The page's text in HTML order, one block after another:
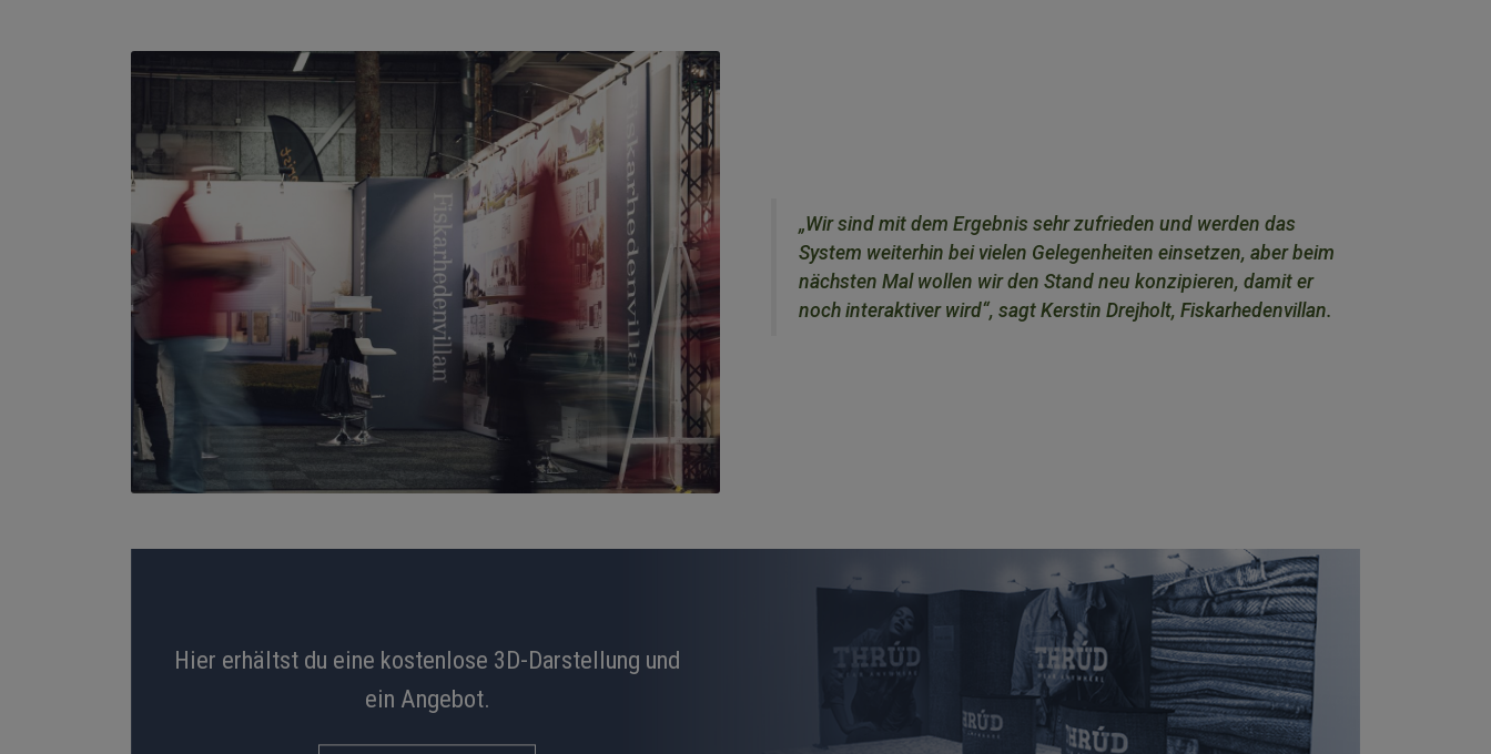
„Wir sind mit dem Ergebnis sehr zufrieden und werden das
System weiterhin bei vielen Gelegenheiten einsetzen, aber beim
nächsten Mal wollen wir den Stand neu konzipieren, damit er
noch interaktiver wird“, sagt Kerstin Drejholt, Fiskarhedenvillan.
Hier erhältst du eine kostenlose 3D-Darstellung und
ein Angebot.